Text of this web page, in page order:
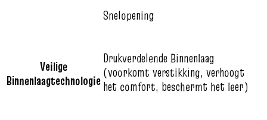
Snelopening
Veilige
Binnenlaagtechnologie
Drukverdelende Binnenlaag
(voorkomt verstikking, verhoogt
het comfort, beschermt het leer)